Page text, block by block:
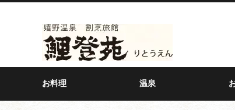
お料理 温泉